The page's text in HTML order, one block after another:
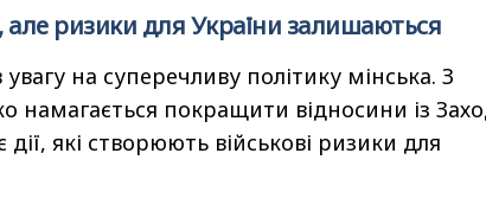
ризики для України залишаються
на суперечливу політику мінська. З
намагається покращити відносини із
які створюють військові ризики для